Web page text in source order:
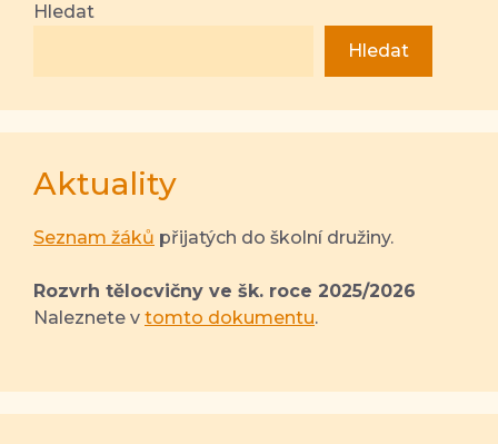
Hledat
Hledat
Aktuality
Seznam žáků přijatých do školní družiny.
Rozvrh tělocvičny ve šk. roce 2025/2026
Naleznete v tomto dokumentu.